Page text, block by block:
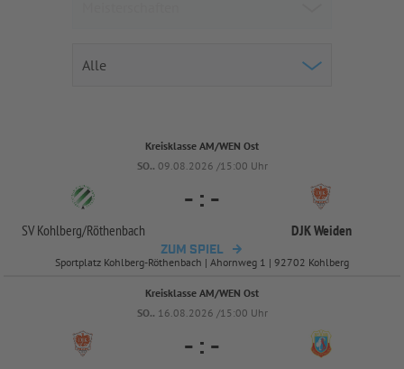
Kreisklasse AM/WEN Ost
SO.. 09.08.2026 /15:00 Uhr
SV Kohlberg/Röthenbach
- : -
DJK Weiden
ZUM SPIEL
Sportplatz Kohlberg-Röthenbach | Ahornweg 1 | 92702 Kohlberg
Kreisklasse AM/WEN Ost
SO.. 16.08.2026 /15:00 Uhr
- : -